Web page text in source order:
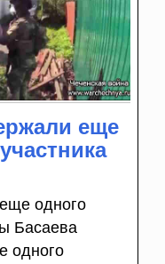
еще
одного
Басаева
одного